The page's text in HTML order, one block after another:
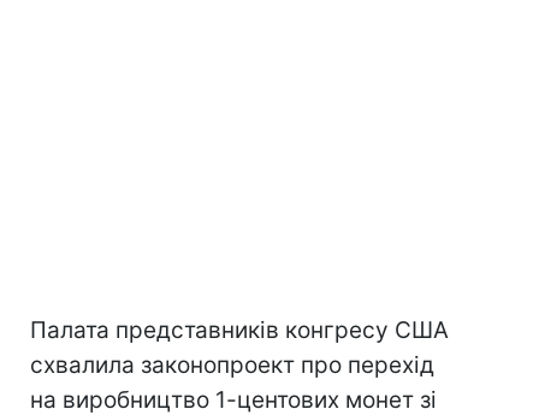
Палата представників конгресу США
схвалила законопроект про перехід
на виробництво 1-центових монет зі